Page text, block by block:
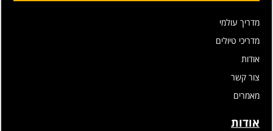
מדריך עולמי
מדריכי טיולים
אודות
צור קשר
מאמרים
אודות